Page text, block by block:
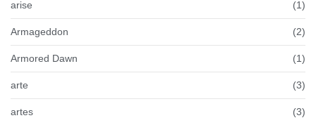
arise (1)
Armageddon (2)
Armored Dawn (1)
arte (3)
artes (3)